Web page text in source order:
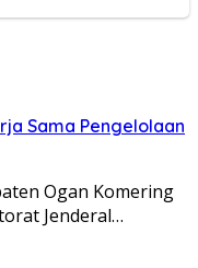
Sama Pengelolaan
Ogan Komering
Jenderal…